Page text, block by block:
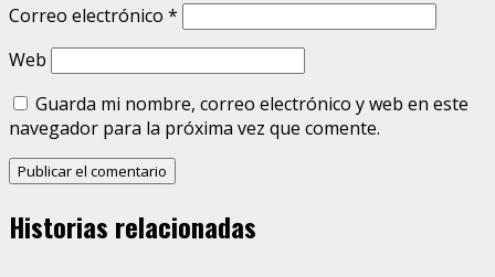
Correo electrónico *
Web
Guarda mi nombre, correo electrónico y web en este
navegador para la próxima vez que comente.
Historias relacionadas